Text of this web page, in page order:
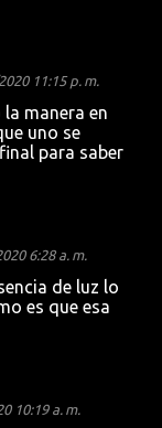
11:15 p. m.
manera en
uno se
para saber
6:28 a. m.
de luz lo
es que esa
10:19 a. m.